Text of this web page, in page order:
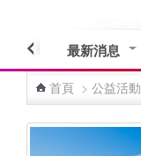
最新消息
首頁 > 公益活動